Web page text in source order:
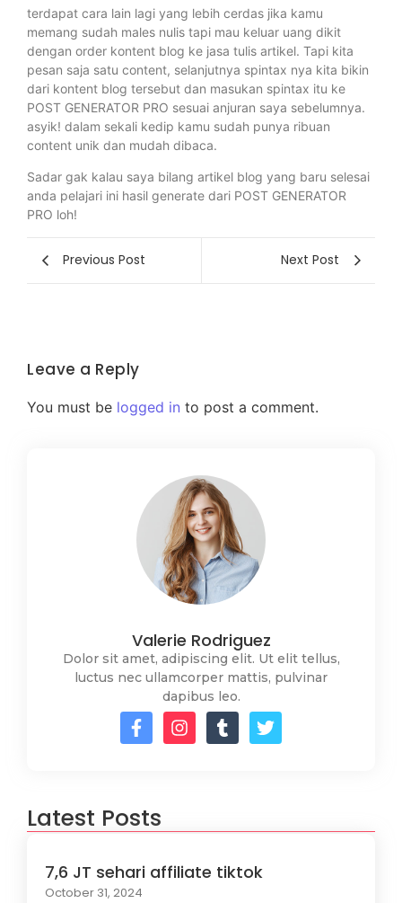
terdapat cara lain lagi yang lebih cerdas jika kamu
memang sudah males nulis tapi mau keluar uang dikit
dengan order kontent blog ke jasa tulis artikel. Tapi kita
pesan saja satu content, selanjutnya spintax nya kita bikin
dari kontent blog tersebut dan masukan spintax itu ke
POST GENERATOR PRO sesuai anjuran saya sebelumnya.
asyik! dalam sekali kedip kamu sudah punya ribuan
content unik dan mudah dibaca.
Sadar gak kalau saya bilang artikel blog yang baru selesai
anda pelajari ini hasil generate dari POST GENERATOR
PRO loh!
Previous Post Next Post
Leave a Reply
You must be logged in to post a comment.
Valerie Rodriguez
Dolor sit amet, adipiscing elit. Ut elit tellus,
luctus nec ullamcorper mattis, pulvinar
dapibus leo.
Latest Posts
7,6 JT sehari affiliate tiktok
October 31, 2024